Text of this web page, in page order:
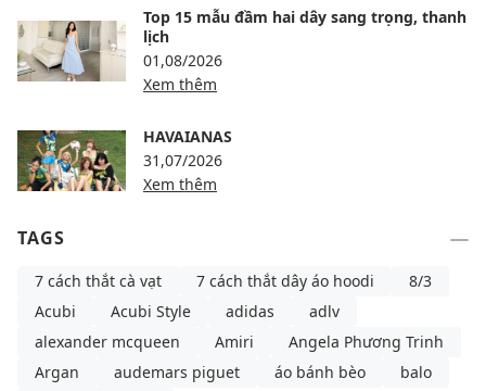
Top 15 mẫu đầm hai dây sang trọng, thanh
lịch
01,08/2026
Xem thêm
HAVAIANAS
31,07/2026
Xem thêm
TAGS
7 cách thắt cà vạt 7 cách thắt dây áo hoodi
8/3
Acubi
Acubi Style adidas
adlv
alexander mcqueen
Amiri
Angela Phương Trinh
Argan
audemars piguet áo bánh bèo
balo